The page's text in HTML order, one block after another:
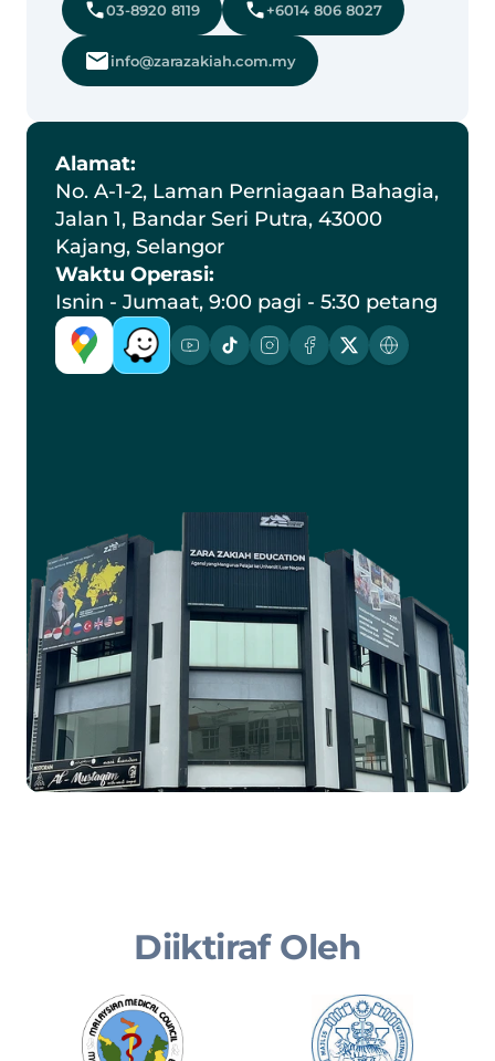
03-8920 8119 +6014 806 8027
info@zarazakiah.com.my
Alamat:
No. A-1-2, Laman Perniagaan Bahagia,
Jalan 1, Bandar Seri Putra, 43000
Kajang, Selangor
Waktu Operasi:
Isnin - Jumaat, 9:00 pagi - 5:30 petang
Diiktiraf Oleh